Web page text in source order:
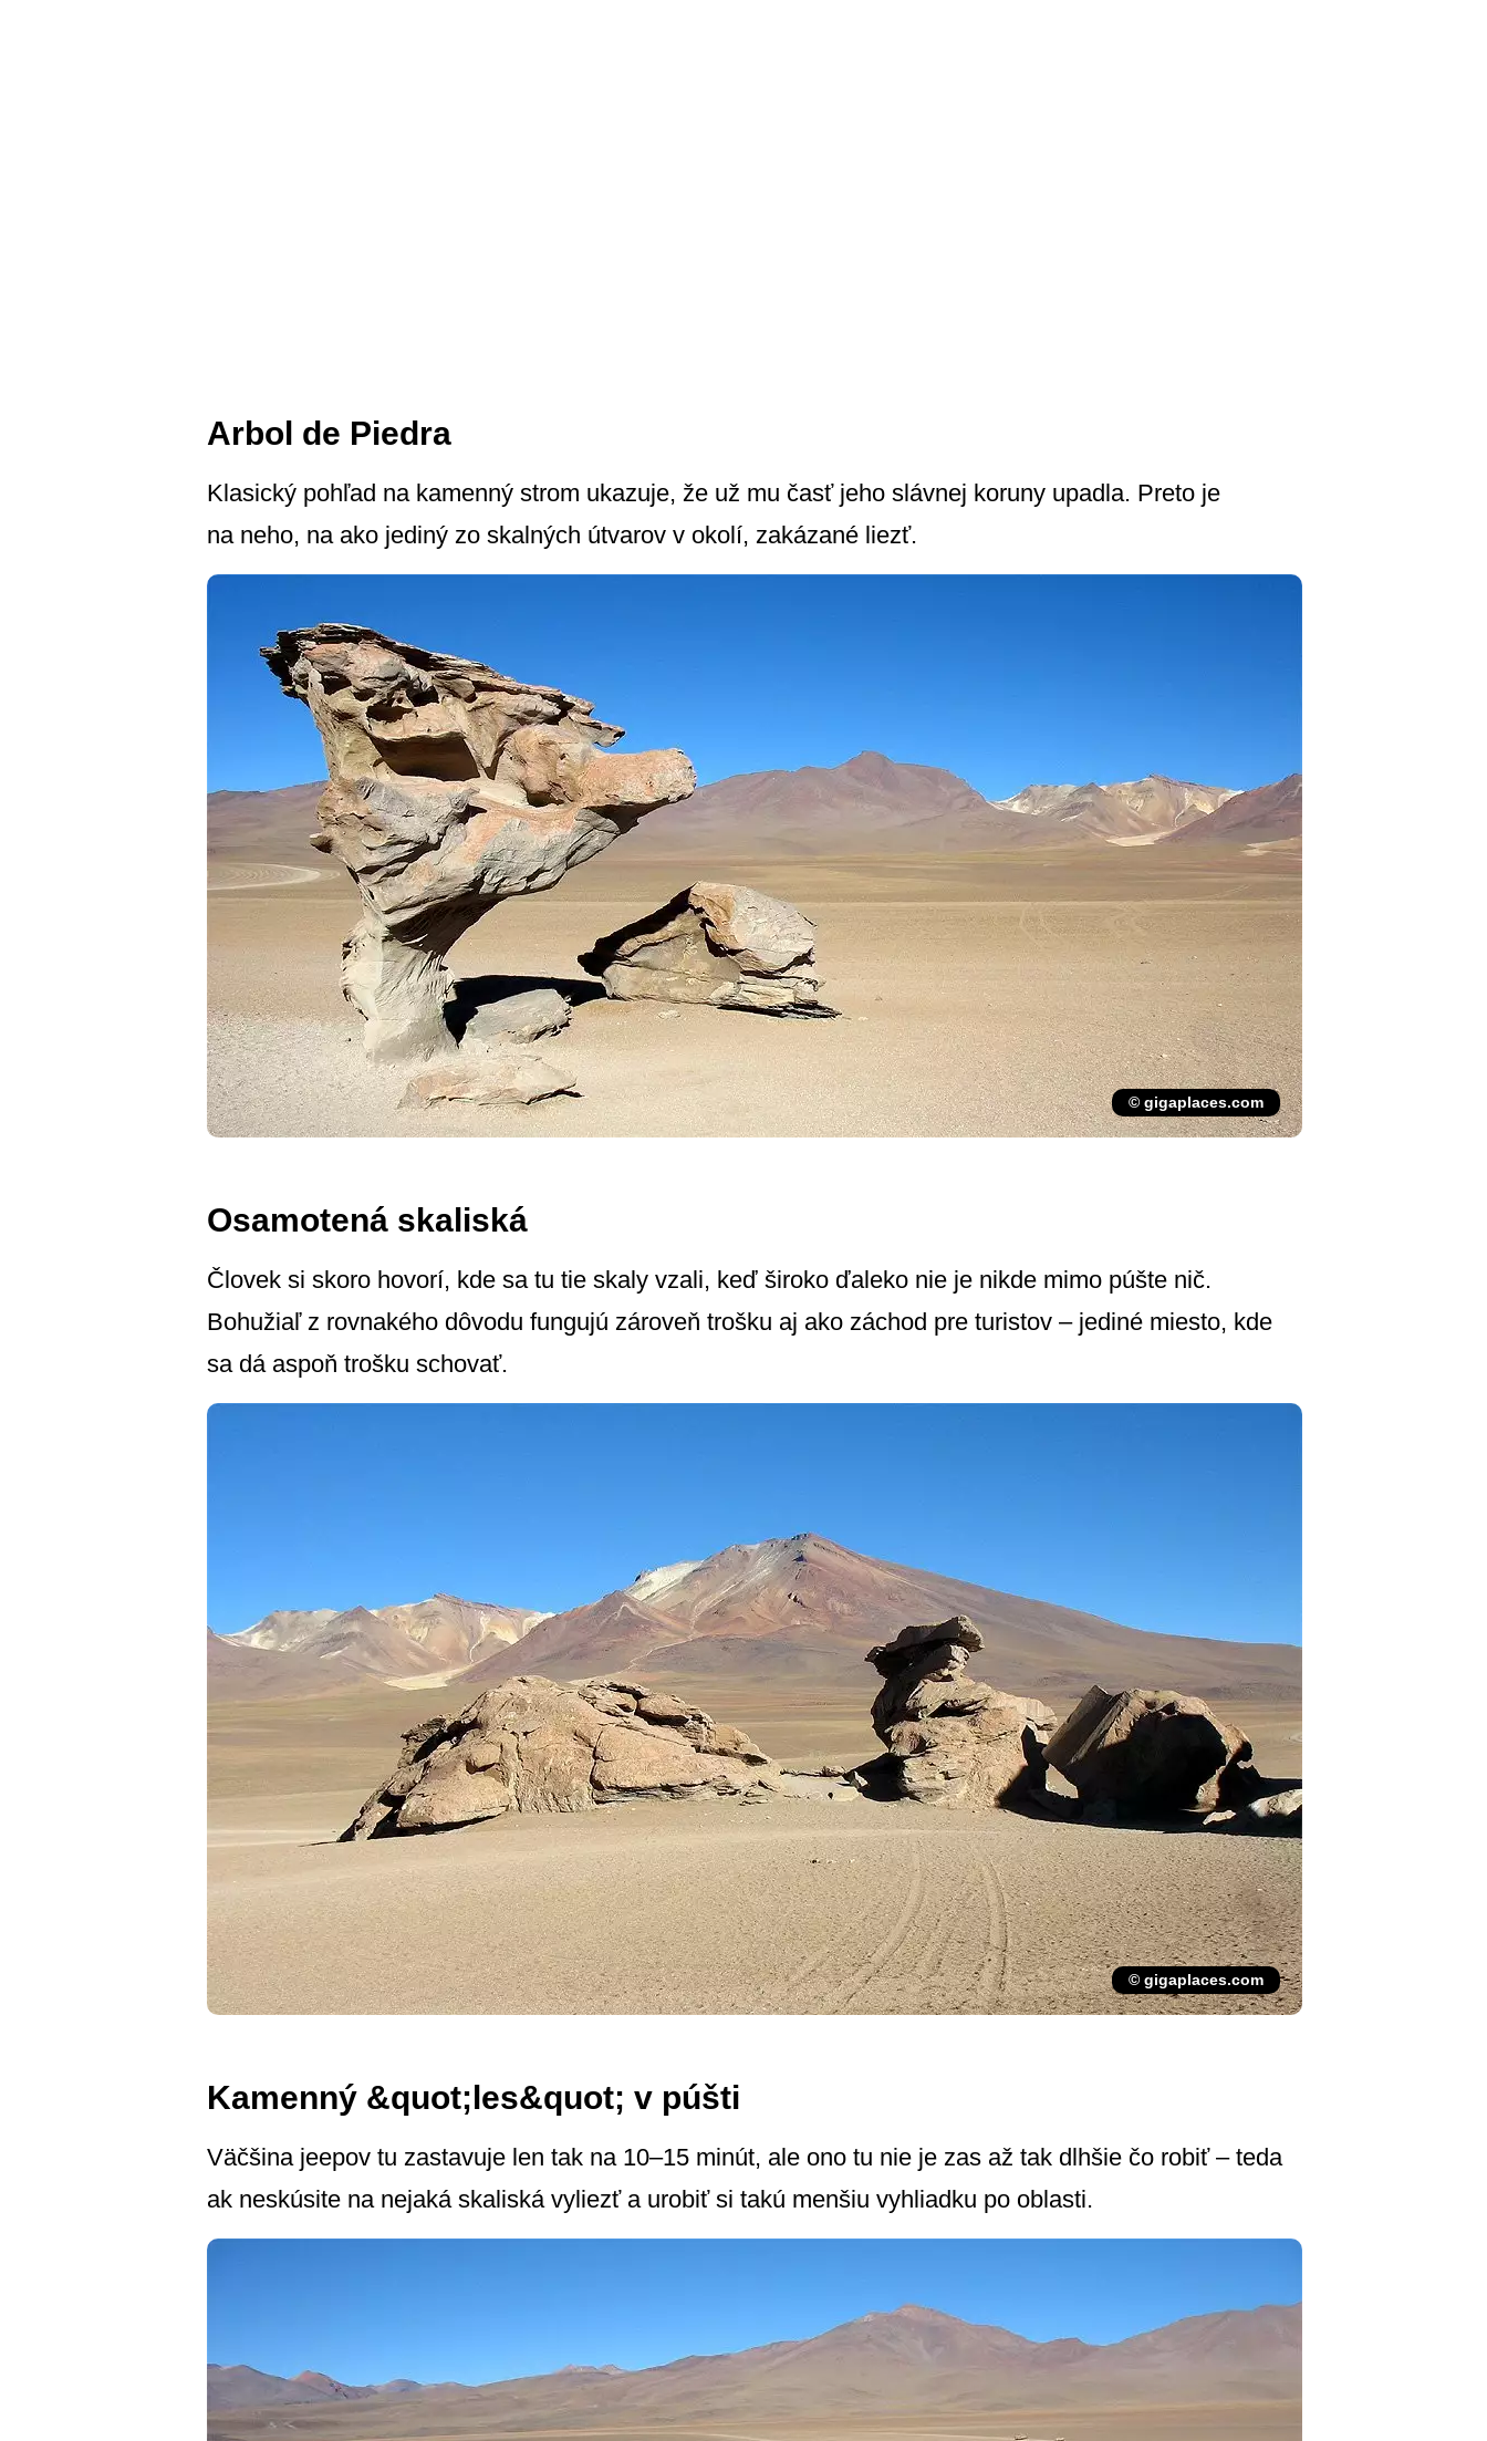
Arbol de Piedra
Klasický pohľad na kamenný strom ukazuje, že už mu časť jeho slávnej koruny upadla. Preto je
na neho, na ako jediný zo skalných útvarov v okolí, zakázané liezť.
© gigaplaces.com
Osamotená skaliská
Človek si skoro hovorí, kde sa tu tie skaly vzali, keď široko ďaleko nie je nikde mimo púšte nič.
Bohužiaľ z rovnakého dôvodu fungujú zároveň trošku aj ako záchod pre turistov – jediné miesto, kde
sa dá aspoň trošku schovať.
© gigaplaces.com
Kamenný &quot;les&quot; v púšti
Väčšina jeepov tu zastavuje len tak na 10–15 minút, ale ono tu nie je zas až tak dlhšie čo robiť – teda
ak neskúsite na nejaká skaliská vyliezť a urobiť si takú menšiu vyhliadku po oblasti.